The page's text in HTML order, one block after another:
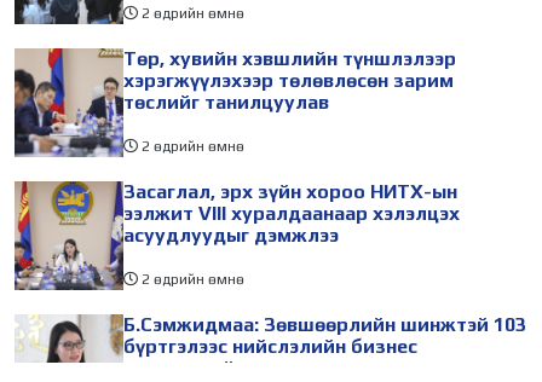
2 өдрийн өмнө
Төр, хувийн хэвшлийн түншлэлээр
хэрэгжүүлэхээр төлөвлөсөн зарим
төслийг танилцуулав
2 өдрийн өмнө
Засаглал, эрх зүйн хороо НИТХ-ын
ээлжит VIII хуралдаанаар хэлэлцэх
асуудлуудыг дэмжлээ
2 өдрийн өмнө
Б.Сэмжидмаа: Зөвшөөрлийн шинжтэй 103
бүртгэлээс нийслэлийн бизнес
эрхлэгчдийг чөлөөллөө